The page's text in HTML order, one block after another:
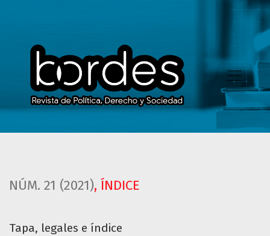
NÚM. 21 (2021), ÍNDICE
Tapa, legales e índice